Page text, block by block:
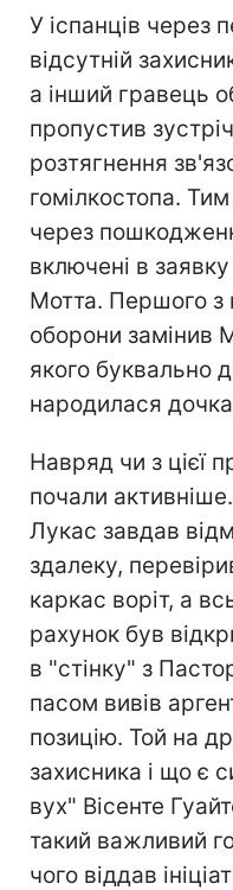
У іспанців через
відсутній
а інший гравець
пропустив
розтягнення
гомілкостопа.
через
включені в
Мотта. Першого з
оборони замінив
якого буквально
народилася
Навряд чи з цієї
почали
Лукас завдав
здалеку,
каркас воріт, а
рахунок був
в "стінку" з
пасом вивів
позицію. Той на
захисника і що є
вух" Вісенте
такий важливий
чого віддав